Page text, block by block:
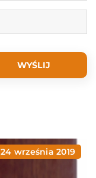
24 września 2019